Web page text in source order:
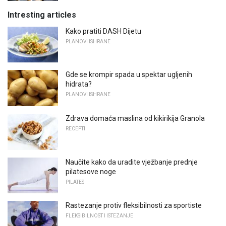
Intresting articles
Kako pratiti DASH Dijetu
PLANOVI ISHRANE
Gde se krompir spada u spektar ugljenih
hidrata?
PLANOVI ISHRANE
Zdrava domaća maslina od kikirikija Granola
RECEPTI
Naučite kako da uradite vježbanje prednje
pilatesove noge
PILATES
Rastezanje protiv fleksibilnosti za sportiste
FLEKSIBILNOST I ISTEZANJE